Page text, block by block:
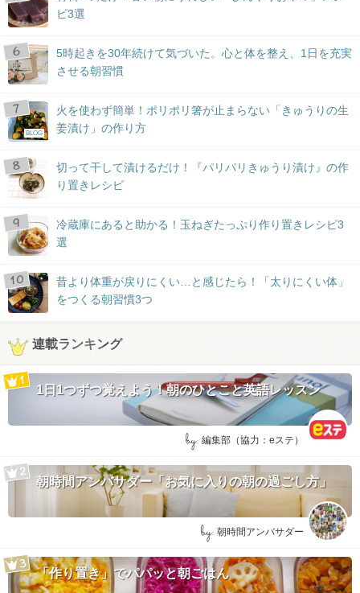
ピ3選
5時起きを30年続けて気づいた。心と体を整え、1日を充実
させる朝習慣
BLOG
火を使わず簡単！ポリポリ箸が止まらない「きゅうりの生
姜漬け」の作り方
切って干して漬けるだけ！『パリパリきゅうり漬け』の作
り置きレシピ
冷蔵庫にあると助かる！玉ねぎたっぷり作り置きレシピ3
選
昔より体重が戻りにくい…と感じたら！「太りにくい体」
をつくる朝習慣3つ
連載ランキング
1日1つずつ覚えよう！朝のひとこと英語レッスン
by: 編集部（協力：eステ）
朝時間アンバサダー「お気に入りの朝の過ごし方」
by: 朝時間アンバサダー
「作り置き」でパパッと朝ごはん